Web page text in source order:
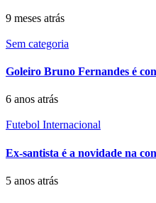
9 meses atrás
Sem categoria
Goleiro Bruno Fernandes é
6 anos atrás
Futebol Internacional
Ex-santista é a novidade na
5 anos atrás